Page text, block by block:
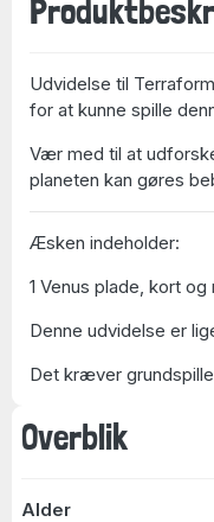
Overblik
Alder
Udvidelse til
for at kunne spille
Vær med til at
planeten kan gøres
Æsken indeholder:
1 Venus plade, kort og
Denne udvidelse er
Det kræver